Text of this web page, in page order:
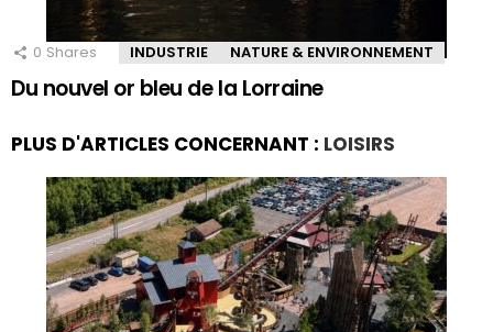
0 Shares INDUSTRIE NATURE & ENVIRONNEMENT
Du nouvel or bleu de la Lorraine
PLUS D'ARTICLES CONCERNANT : LOISIRS